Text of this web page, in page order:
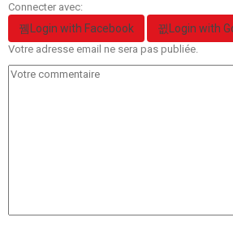
Connecter avec:
Login with Facebook Login with
Votre adresse email ne sera pas publiée.